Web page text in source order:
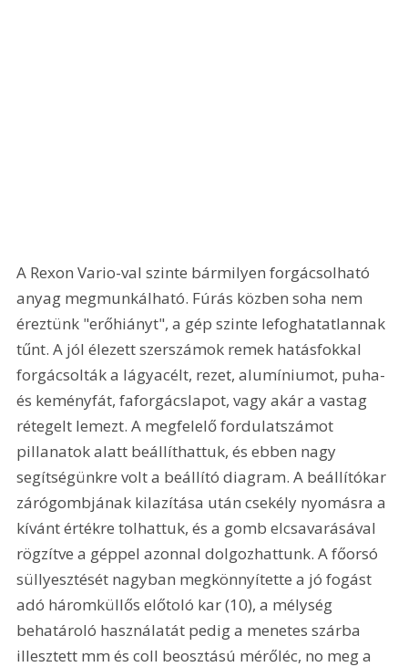
A Rexon Vario-val szinte bármilyen forgácsolható
anyag megmunkálható. Fúrás közben soha nem
éreztünk "erőhiányt", a gép szinte lefoghatatlannak
tűnt. A jól élezett szerszámok remek hatásfokkal
forgácsolták a lágyacélt, rezet, alumíniumot, puha-
és keményfát, faforgácslapot, vagy akár a vastag
rétegelt lemezt. A megfelelő fordulatszámot
pillanatok alatt beállíthattuk, és ebben nagy
segítségünkre volt a beállító diagram. A beállítókar
zárógombjának kilazítása után csekély nyomásra a
kívánt értékre tolhattuk, és a gomb elcsavarásával
rögzítve a géppel azonnal dolgozhattunk. A főorsó
süllyesztését nagyban megkönnyítette a jó fogást
adó háromküllős előtoló kar (10), a mélység
behatároló használatát pedig a menetes szárba
illesztett mm és coll beosztású mérőléc, no meg a